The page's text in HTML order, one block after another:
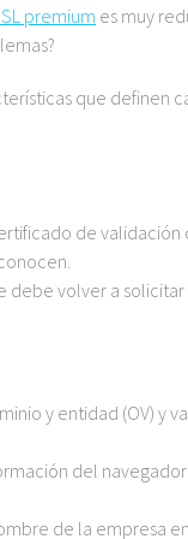
premium es muy
que definen
de validación
volver a solicitar
y entidad (OV) y
del navegador
de la empresa en